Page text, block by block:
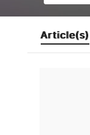
Article(s)